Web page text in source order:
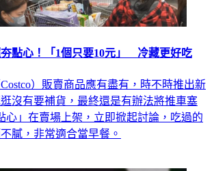
點心！「1個只要10元」 冷藏更好吃
）販賣商品應有盡有，時不時推出新
沒有要補貨，最終還是有辦法將推車塞
心」在賣場上架，立即掀起討論，吃過的
膩，非常適合當早餐。